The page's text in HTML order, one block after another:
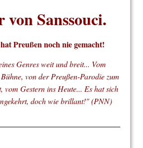
Sanssouci.
Preußen noch nie gemacht!
Genres weit und breit... Vom
von der Preußen-Parodie zum
vom Gestern ins Heute... Es hat sich
doch wie brillant!" (PNN)